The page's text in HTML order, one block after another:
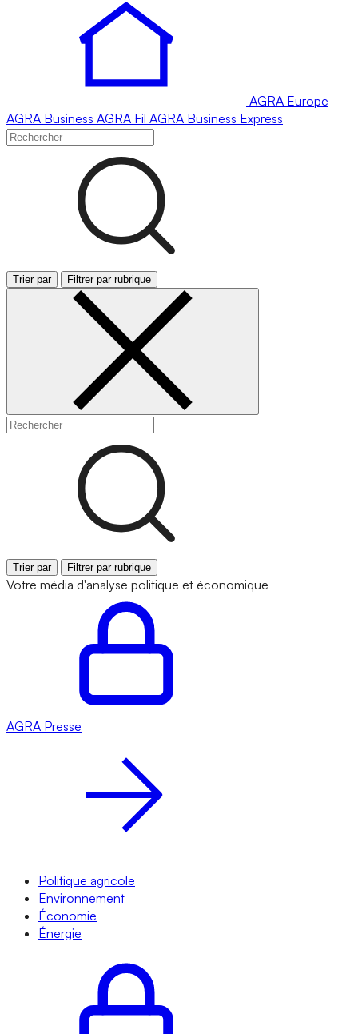
AGRA Europe
AGRA Business AGRA Fil AGRA Business Express
Trier par Filtrer par rubrique
Trier par Filtrer par rubrique
Votre média d'analyse politique et économique
AGRA Presse
Politique agricole
Environnement
Économie
Énergie